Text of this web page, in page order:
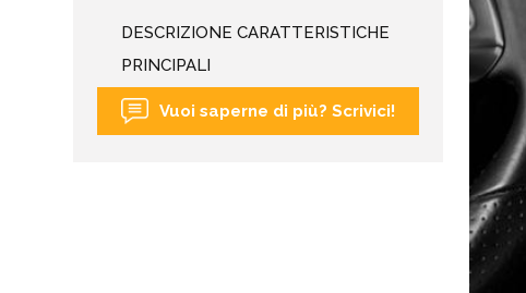
DESCRIZIONE CARATTERISTICHE
PRINCIPALI
Vuoi saperne di più? Scrivici!